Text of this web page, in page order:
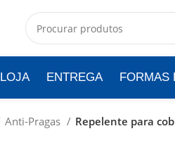
LOJA ENTREGA FORMAS
Anti-Pragas Repelente para